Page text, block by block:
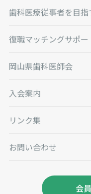
歯科医療従事者を目指
復職マッチングサポー
岡山県歯科医師会
入会案内
リンク集
お問い合わせ
会